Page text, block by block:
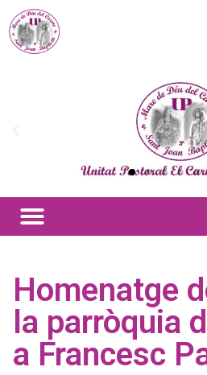
Homenatge
la parròquia
a Francesc